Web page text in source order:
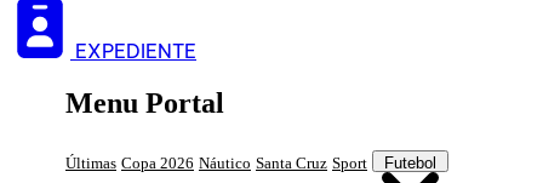
EXPEDIENTE
Menu Portal
Últimas Copa 2026 Náutico Santa Cruz Sport Futebol